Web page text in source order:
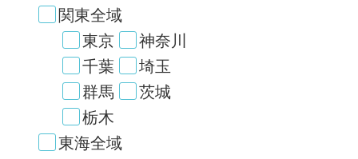
関東全域
東京
神奈川
千葉
埼玉
群馬
茨城
栃木
東海全域